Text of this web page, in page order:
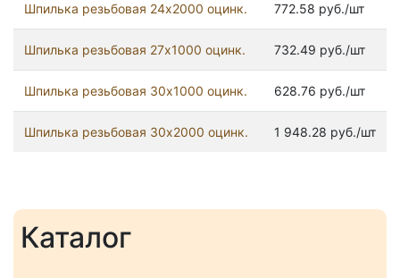
Каталог
Шпилька резьбовая 24x2000 оцинк. 772.58 руб./шт
Шпилька резьбовая 27x1000 оцинк. 732.49 руб./шт
Шпилька резьбовая 30x1000 оцинк. 628.76 руб./шт
Шпилька резьбовая 30x2000 оцинк. 1 948.28 руб./шт